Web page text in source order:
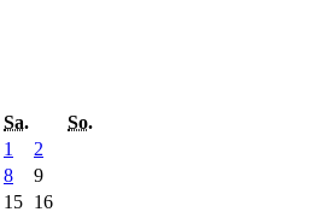
Sa.
So.
1
2
8
9
15 16